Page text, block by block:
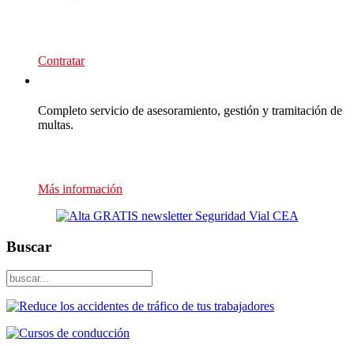
Contratar
Completo servicio de asesoramiento, gestión y tramitación de
multas.
Más información
Buscar